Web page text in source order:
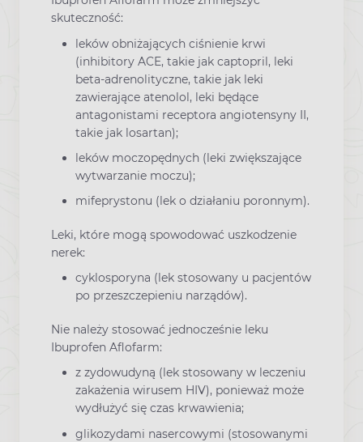
skuteczność:
leków obniżających ciśnienie krwi
(inhibitory ACE, takie jak captopril, leki
beta-adrenolityczne, takie jak leki
zawierające atenolol, leki będące
antagonistami receptora angiotensyny II,
takie jak losartan);
leków moczopędnych (leki zwiększające
wytwarzanie moczu);
mifeprystonu (lek o działaniu poronnym).
Leki, które mogą spowodować uszkodzenie
nerek:
cyklosporyna (lek stosowany u pacjentów
po przeszczepieniu narządów).
Nie należy stosować jednocześnie leku
Ibuprofen Aflofarm:
z zydowudyną (lek stosowany w leczeniu
zakażenia wirusem HIV), ponieważ może
wydłużyć się czas krwawienia;
glikozydami nasercowymi (stosowanymi